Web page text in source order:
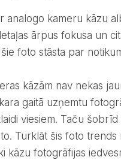
analogo kameru kāzu
ārpus fokusa un
foto stāsta par
gaitā uzņemtu
viesiem. Taču
Turklāt šis foto
kāzu fotogrāfijas